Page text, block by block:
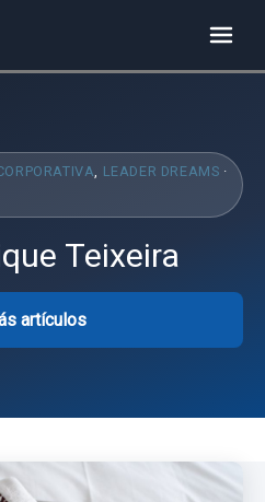
, LEADER DREAMS ·
Teixeira
artículos